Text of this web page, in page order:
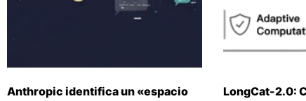
Anthropic identifica un «espacio
LongCat-2.0: